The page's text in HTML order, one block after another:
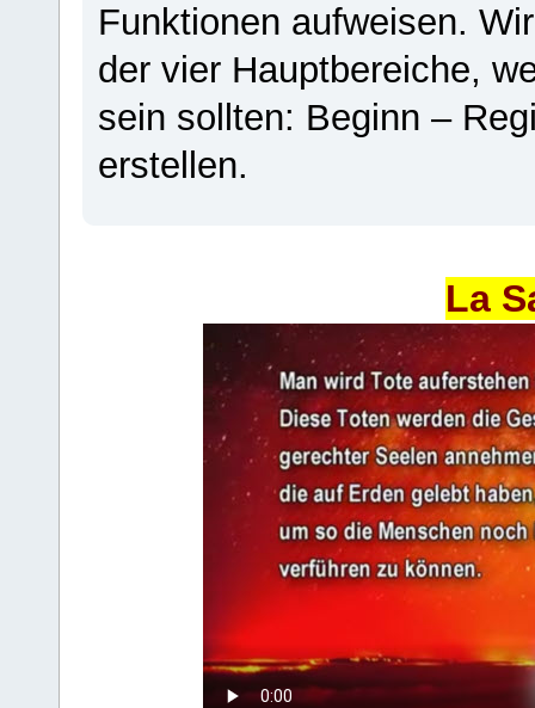
Funktionen aufweisen.
der vier Hauptbereiche,
sein sollten: Beginn –
erstellen.
La